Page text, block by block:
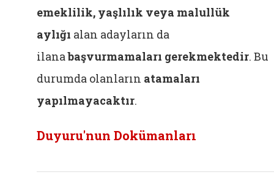
emeklilik, yaşlılık veya malullük
aylığı alan adayların da
ilanabaşvurmamaları gerekmektedir. Bu
durumda olanların atamaları
yapılmayacaktır.
Duyuru'nun Dokümanları